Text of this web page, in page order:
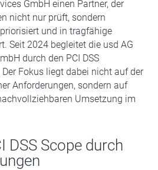
GmbH einen Partner, der
nicht nur prüft, sondern
und in tragfähige
Seit 2024 begleitet die usd AG
durch den PCI DSS
Fokus liegt dabei nicht auf der
Anforderungen, sondern auf
Umsetzung im
DSS Scope durch